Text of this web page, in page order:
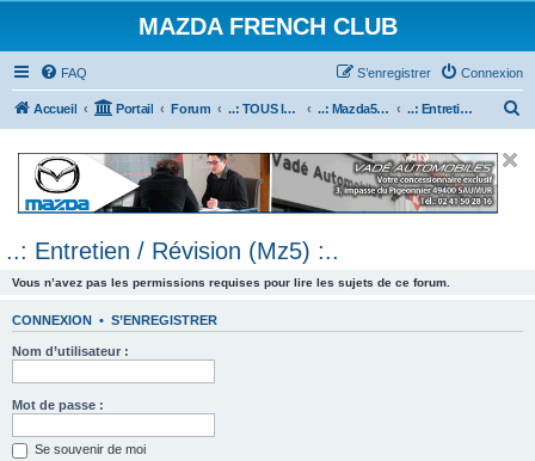
MAZDA FRENCH CLUB
FAQ Connexion
S’enregistrer
Accueil Portail Forum ..: TOUS les Véhicules MAZDA :.. ..: Mazda5 :.. ..: Entretien / Révision (Mz5) :..
e
..: Entretien / Révision (Mz5) :..
Vous n’avez pas les permissions requises pour lire les sujets de ce forum.
CONNEXION • S’ENREGISTRER
Nom d’utilisateur :
Mot de passe :
Se souvenir de moi